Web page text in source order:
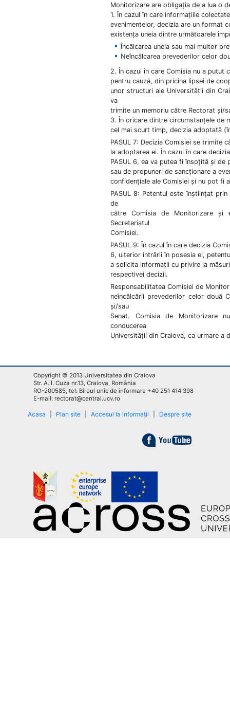
Monitorizare are obligația de a lua o
1. În cazul în care informațiile
evenimentelor, decizia are un format
existența uneia dintre următoarele
Încălcarea uneia sau mai multor
Neîncălcarea prevederilor celor
2. În cazul în care Comisia nu a
pentru cauză, din pricina lipsei de
unor structuri ale Universității din
va
trimite un memoriu către Rectorat și/
3. În oricare dintre circumstanțele de
cel mai scurt timp, decizia adoptată
PASUL 7: Decizia Comisiei se trimite
la adoptarea ei. În cazul în care
PASUL 6, ea va putea fi însoțită și
sau de propuneri de sancționare a
confidențiale ale Comisiei și nu pot fi
PASUL 8: Petentul este înștiințat
de
către Comisia de Monitorizare
Secretariatul
Comisiei.
PASUL 9: În cazul în care decizia
6, ulterior intrării în posesia ei,
a solicita informații cu privire la
respectivei decizii.
Responsabilitatea Comisiei de
neîncălcării prevederilor celor două
și/sau
Senat. Comisia de Monitorizare
conducerea
Universității din Craiova, ca urmare a
Copyright © 2013 Universitatea din Craiova
Str. A. I. Cuza nr.13, Craiova, România
RO-200585, tel: Biroul unic de informare +40 251 414 398
E-mail: rectorat@central.ucv.ro
Acasa Plan site Accesul la informații Despre site